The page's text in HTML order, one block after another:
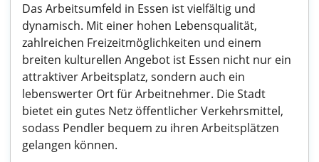
Das Arbeitsumfeld in Essen ist vielfältig und
dynamisch. Mit einer hohen Lebensqualität,
zahlreichen Freizeitmöglichkeiten und einem
breiten kulturellen Angebot ist Essen nicht nur ein
attraktiver Arbeitsplatz, sondern auch ein
lebenswerter Ort für Arbeitnehmer. Die Stadt
bietet ein gutes Netz öffentlicher Verkehrsmittel,
sodass Pendler bequem zu ihren Arbeitsplätzen
gelangen können.